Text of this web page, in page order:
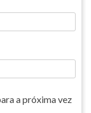
a próxima vez